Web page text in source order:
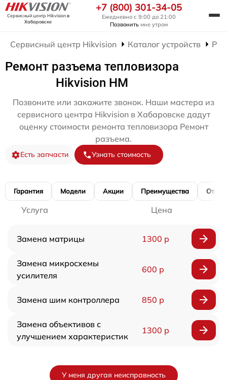
Сервисный центр Hikvisionв
Хабаровске
+7 (800) 301-34-05
Ежедневно с 9:00 до 21:00
Позвонить мне утром
Сервисный центр Hikvision Каталог устройств
Ремонт разъема тепловизора
Hikvision HM
Позвоните или закажите звонок. Наши мастера из
сервисного центра Hikvision в Хабаровске дадут
оценку стоимости ремонта тепловизора Ремонт
разъема.
Есть запчасти Узнать стоимость
Гарантия Модели Акции Преимущества
Услуга Цена
Замена матрицы 1300 р
Замена микросхемы
усилителя
600 р
Замена шим контроллера 850 р
Замена объективов с
улучшением характеристик
1300 р
У меня другая неисправность